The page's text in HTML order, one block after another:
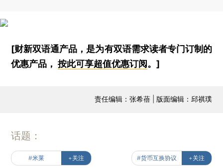
[财新双语通产品，是为有双语需求读者专门订制的
优惠产品，按此可享超值优惠订阅。]
责任编辑：张希蓓 | 版面编辑：邱祺璞
话题：
#米莱 +关注 #货币互换协议 +关注